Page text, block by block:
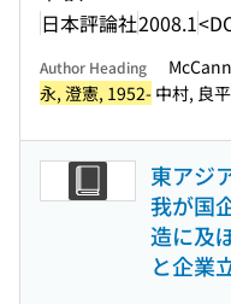
日本評論社2008.1
Author Heading
永, 澄憲, 1952- 中村, 良
東アジ
我が国
造に及
と企業